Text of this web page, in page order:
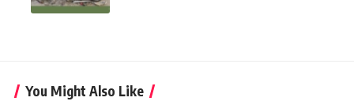
You Might Also Like